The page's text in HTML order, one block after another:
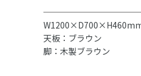
天板：ブラウン
脚：木製ブラウン